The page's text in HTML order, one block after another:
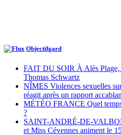
Objectifgard
FAIT DU SOIR À Alès Plage,
Thomas Schwartz
NÎMES Violences sexuelles
réagit après un rapport
MÉTÉO FRANCE Quel
?
SAINT-ANDRÉ-DE-
et Miss Cévennes animent le